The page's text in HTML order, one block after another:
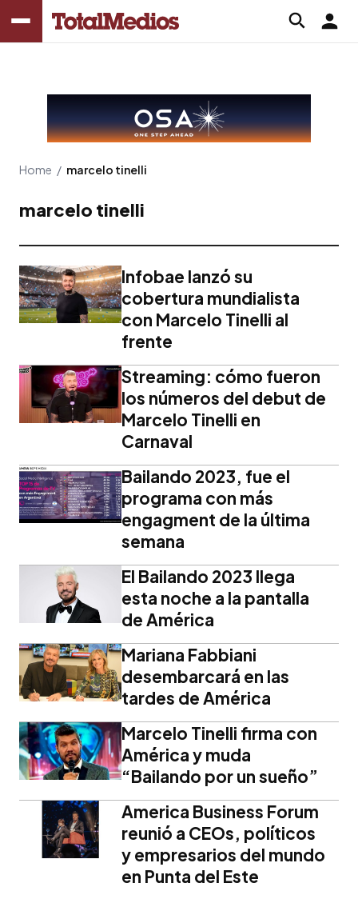
Home / marcelo tinelli
marcelo tinelli
Infobae lanzó su
cobertura mundialista
con Marcelo Tinelli al
frente
Streaming: cómo fueron
los números del debut de
Marcelo Tinelli en
Carnaval
Bailando 2023, fue el
programa con más
engagment de la última
semana
El Bailando 2023 llega
esta noche a la pantalla
de América
Mariana Fabbiani
desembarcará en las
tardes de América
Marcelo Tinelli firma con
América y muda
“Bailando por un sueño”
America Business Forum
reunió a CEOs, políticos
y empresarios del mundo
en Punta del Este